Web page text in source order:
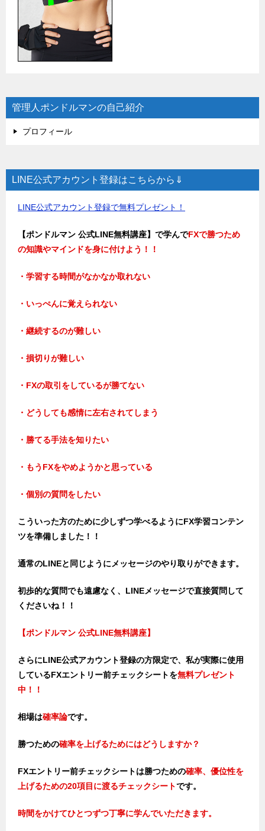
管理人ポンドルマンの自己紹介
プロフィール
LINE公式アカウント登録はこちらから⇓
LINE公式アカウント登録で無料プレゼント！
【ポンドルマン 公式LINE無料講座】で学んでFXで勝つため
の知識やマインドを身に付けよう！！
・学習する時間がなかなか取れない
・いっぺんに覚えられない
・継続するのが難しい
・損切りが難しい
・FXの取引をしているが勝てない
・どうしても感情に左右されてしまう
・勝てる手法を知りたい
・もうFXをやめようかと思っている
・個別の質問をしたい
こういった方のために少しずつ学べるようにFX学習コンテン
ツを準備しました！！
通常のLINEと同じようにメッセージのやり取りができます。
初歩的な質問でも遠慮なく、LINEメッセージで直接質問して
くださいね！！
【ポンドルマン 公式LINE無料講座】
さらにLINE公式アカウント登録の方限定で、私が実際に使用
しているFXエントリー前チェックシートを無料プレゼント
中！！
相場は確率論です。
勝つための確率を上げるためにはどうしますか？
FXエントリー前チェックシートは勝つための確率、優位性を
上げるための20項目に渡るチェックシートです。
時間をかけてひとつずつ丁寧に学んでいただきます。